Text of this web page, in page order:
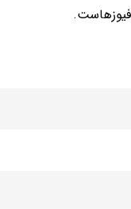
فیوزهاست.